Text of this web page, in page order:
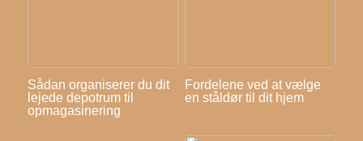
Sådan organiserer du dit
lejede depotrum til
opmagasinering
Fordelene ved at vælge
en ståldør til dit hjem